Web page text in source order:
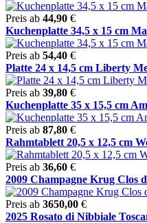
Preis ab 44,90 €
Kuchenplatte 34,5 x 15 cm
Preis ab 54,40 €
Platte 24 x 14,5 cm Liberty
Preis ab 39,80 €
Kuchenplatte 35 x 15,5 cm
Preis ab 87,80 €
Rahmtablett 20,5 x 12,5 cm
Preis ab 36,60 €
2009 Champagne Krug Clos
Preis ab 3650,00 €
2025 Rosato di Nibbiale